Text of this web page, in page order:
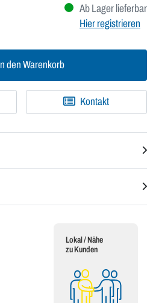
Ab Lager lieferbar
Hier registrieren
In den Warenkorb
Kontakt
Lokal / Nähe
zu Kunden